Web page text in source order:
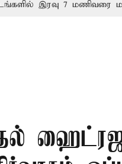
இரவு 7 மணிவரை மழை